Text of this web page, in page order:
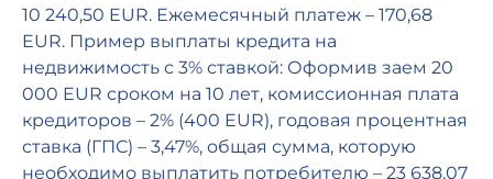
10 240,50 EUR. Ежемесячный платеж – 170,68
EUR. Пример выплаты кредита на
недвижимость с 3% ставкой: Оформив заем 20
000 EUR сроком на 10 лет, комиссионная плата
кредиторов – 2% (400 EUR), годовая процентная
ставка (ГПС) – 3,47%, общая сумма, которую
необходимо выплатить потребителю – 23 638,07